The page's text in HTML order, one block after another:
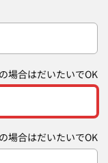
場合はだいたいでOK
場合はだいたいでOK